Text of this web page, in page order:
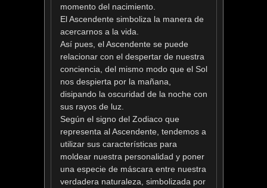
momento del nacimiento.
El Ascendente simboliza la manera de
acercarnos a la vida.
Así pues, el Ascendente se puede
relacionar con el despertar de nuestra
conciencia, del mismo modo que el Sol
nos despierta por la mañana,
disipando la oscuridad de la noche con
sus rayos de luz.
Según el signo del Zodiaco que
representa al Ascendente, tendemos a
utilizar sus características para
moldear nuestra personalidad y poner
una especie de máscara entre nuestra
verdadera naturaleza, simbolizada por